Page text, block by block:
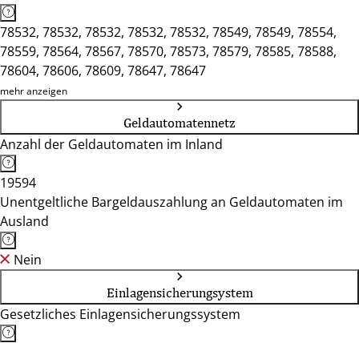
78532, 78532, 78532, 78532, 78532, 78549, 78549, 78554,
78559, 78564, 78567, 78570, 78573, 78579, 78585, 78588,
78604, 78606, 78609, 78647, 78647
mehr anzeigen
Geldautomatennetz
Anzahl der Geldautomaten im Inland
19594
Unentgeltliche Bargeldauszahlung an Geldautomaten im
Ausland
Nein
Einlagensicherungsystem
Gesetzliches Einlagensicherungssystem